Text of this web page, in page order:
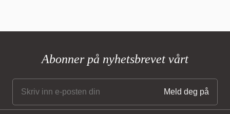
Abonner på nyhetsbrevet vårt